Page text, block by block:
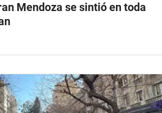
Mendoza se sintió en toda